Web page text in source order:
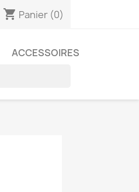
shopping_cart Panier (0)
ACCESSOIRES